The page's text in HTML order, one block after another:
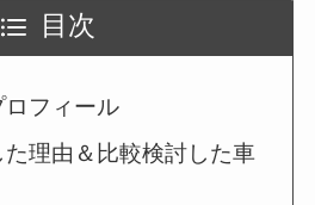
目次
フィール
理由＆比較検討した車